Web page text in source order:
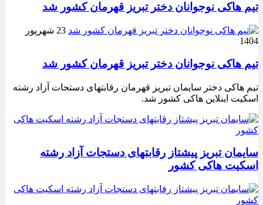
تیم هاکی نوجوانان دختر تبریز قهرمان کشور شد
23 شهریور
1404
تیم هاکی نوجوانان دختر تبریز قهرمان کشور شد
تیم هاکی دختر سایمان تبریز قهرمان رقابتهای دستجات آزاد رشته
اسکیت اینلاین هاکی کشور شد.
سایمان تبریز پیشتاز رقابتهای دستجات آزاد رشته
اسکیت هاکی کشور